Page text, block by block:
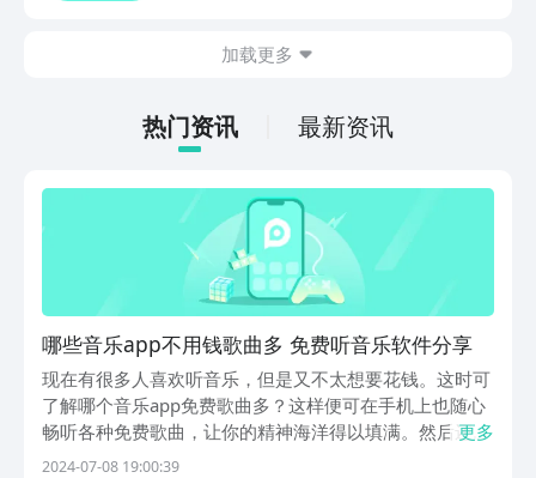
接就可以下载。游戏的上手门槛还是比较
打发无聊的时间，可玩性真的比较高。
加载更多
热门资讯 最新资讯
哪些音乐app不用钱歌曲多 免费听音乐软件分享
现在有很多人喜欢听音乐，但是又不太想要花钱。这时可
了解哪个音乐app免费歌曲多？这样便可在手机上也随心
畅听各种免费歌曲，让你的精神海洋得以填满。然后还能
学习歌曲中的内容，若是每天都能聆听这些好听又免费的
更多
2024-07-08 19:00:39